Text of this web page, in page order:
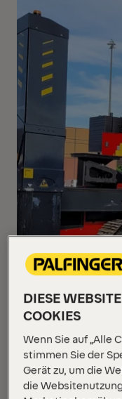
Beim Verladen
DIESE
COOKIES
Wenn Sie auf „Alle
stimmen Sie der
Gerät zu, um die
die